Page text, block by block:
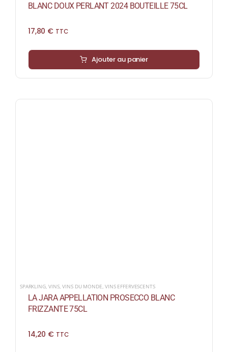
BLANC DOUX PERLANT 2024 BOUTEILLE 75CL
17,80 € TTC
Ajouter au panier
SPARKLING,VINS,VINS DU MONDE ,VINS EFFERVESCENTS
LA JARA APPELLATION PROSECCO BLANC
FRIZZANTE 75CL
14,20 € TTC